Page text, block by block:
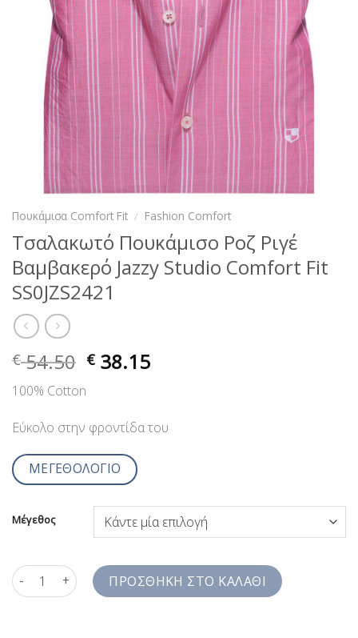
Πουκάμισα Comfort Fit / Fashion Comfort
Τσαλακωτό Πουκάμισο Ροζ Ριγέ
Βαμβακερό Jazzy Studio Comfort Fit
SS0JZS2421
€54.50 € 38.15
100% Cotton
Εύκολο στην φροντίδα του
ΜΕΓΕΘΟΛΟΓΙΟ
Μέγεθος
Τσαλακωτό Πουκάμισο Ροζ Ριγέ Βαμβακερό Jazzy Studio
ΠΡΟΣΘΉΚΗ ΣΤΟ ΚΑΛΆΘΙ